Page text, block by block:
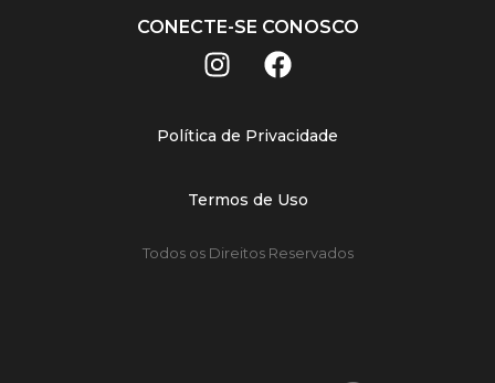
CONECTE-SE CONOSCO
Política de Privacidade
Termos de Uso
Todos os Direitos Reservados